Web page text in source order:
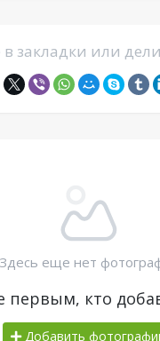
закладки или
Здесь еще нет
первым, кто
Добавить